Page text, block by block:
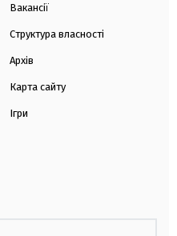
Вакансії
Структура власності
Архів
Карта сайту
Ігри